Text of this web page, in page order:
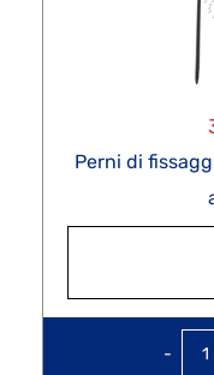
Perni di